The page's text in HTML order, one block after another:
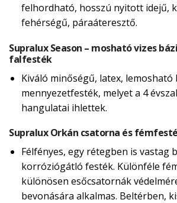
felhordható, hosszú nyitott idejű,
fehérségű, páraáteresztő.
Supralux Season – mosható vizes
falfesték
Kiváló minőségű, latex, lemosható
mennyezetfesték, melyet a 4
hangulatai ihlettek.
Supralux Orkán csatorna és
Félfényes, egy rétegben is vastag
korróziógátló festék. Különféle
különösen esőcsatornák
bevonására alkalmas. Beltérben,